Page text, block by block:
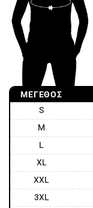
ΜΈΓΕΘΟΣ
S
M
L
XL
XXL
3XL